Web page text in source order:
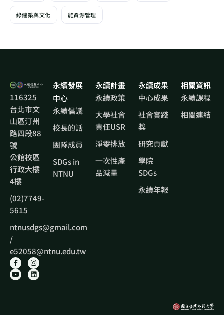
綠建築與文化 能資源管理
116325
台北市文
山區汀州
路四段88
號
公館校區
行政大樓
4樓
(02)7749-
5615
ntnusdgs@gmail.com
/
e52058@ntnu.edu.tw
永續發展
中心
永續倡議
校長的話
團隊成員
SDGs in
NTNU
永續計畫
永續政策
大學社會
責任USR
淨零排放
一次性產
品減量
永續成果
中心成果
社會實踐
獎
研究貢獻
學院
SDGs
永續年報
相關資訊
永續課程
相關連結